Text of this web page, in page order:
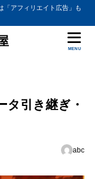
「アフィリエイト広告」も
MENU
タ引き継ぎ・
abc